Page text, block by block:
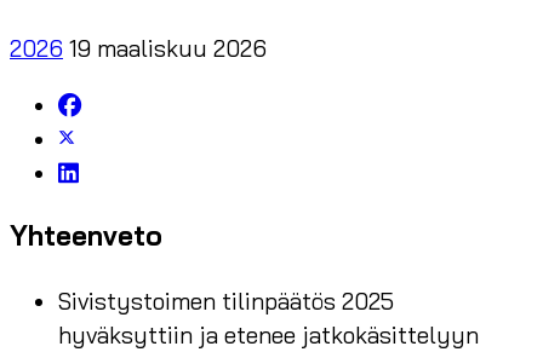
2026 19 maaliskuu 2026
Yhteenveto
Sivistystoimen tilinpäätös 2025
hyväksyttiin ja etenee jatkokäsittelyyn